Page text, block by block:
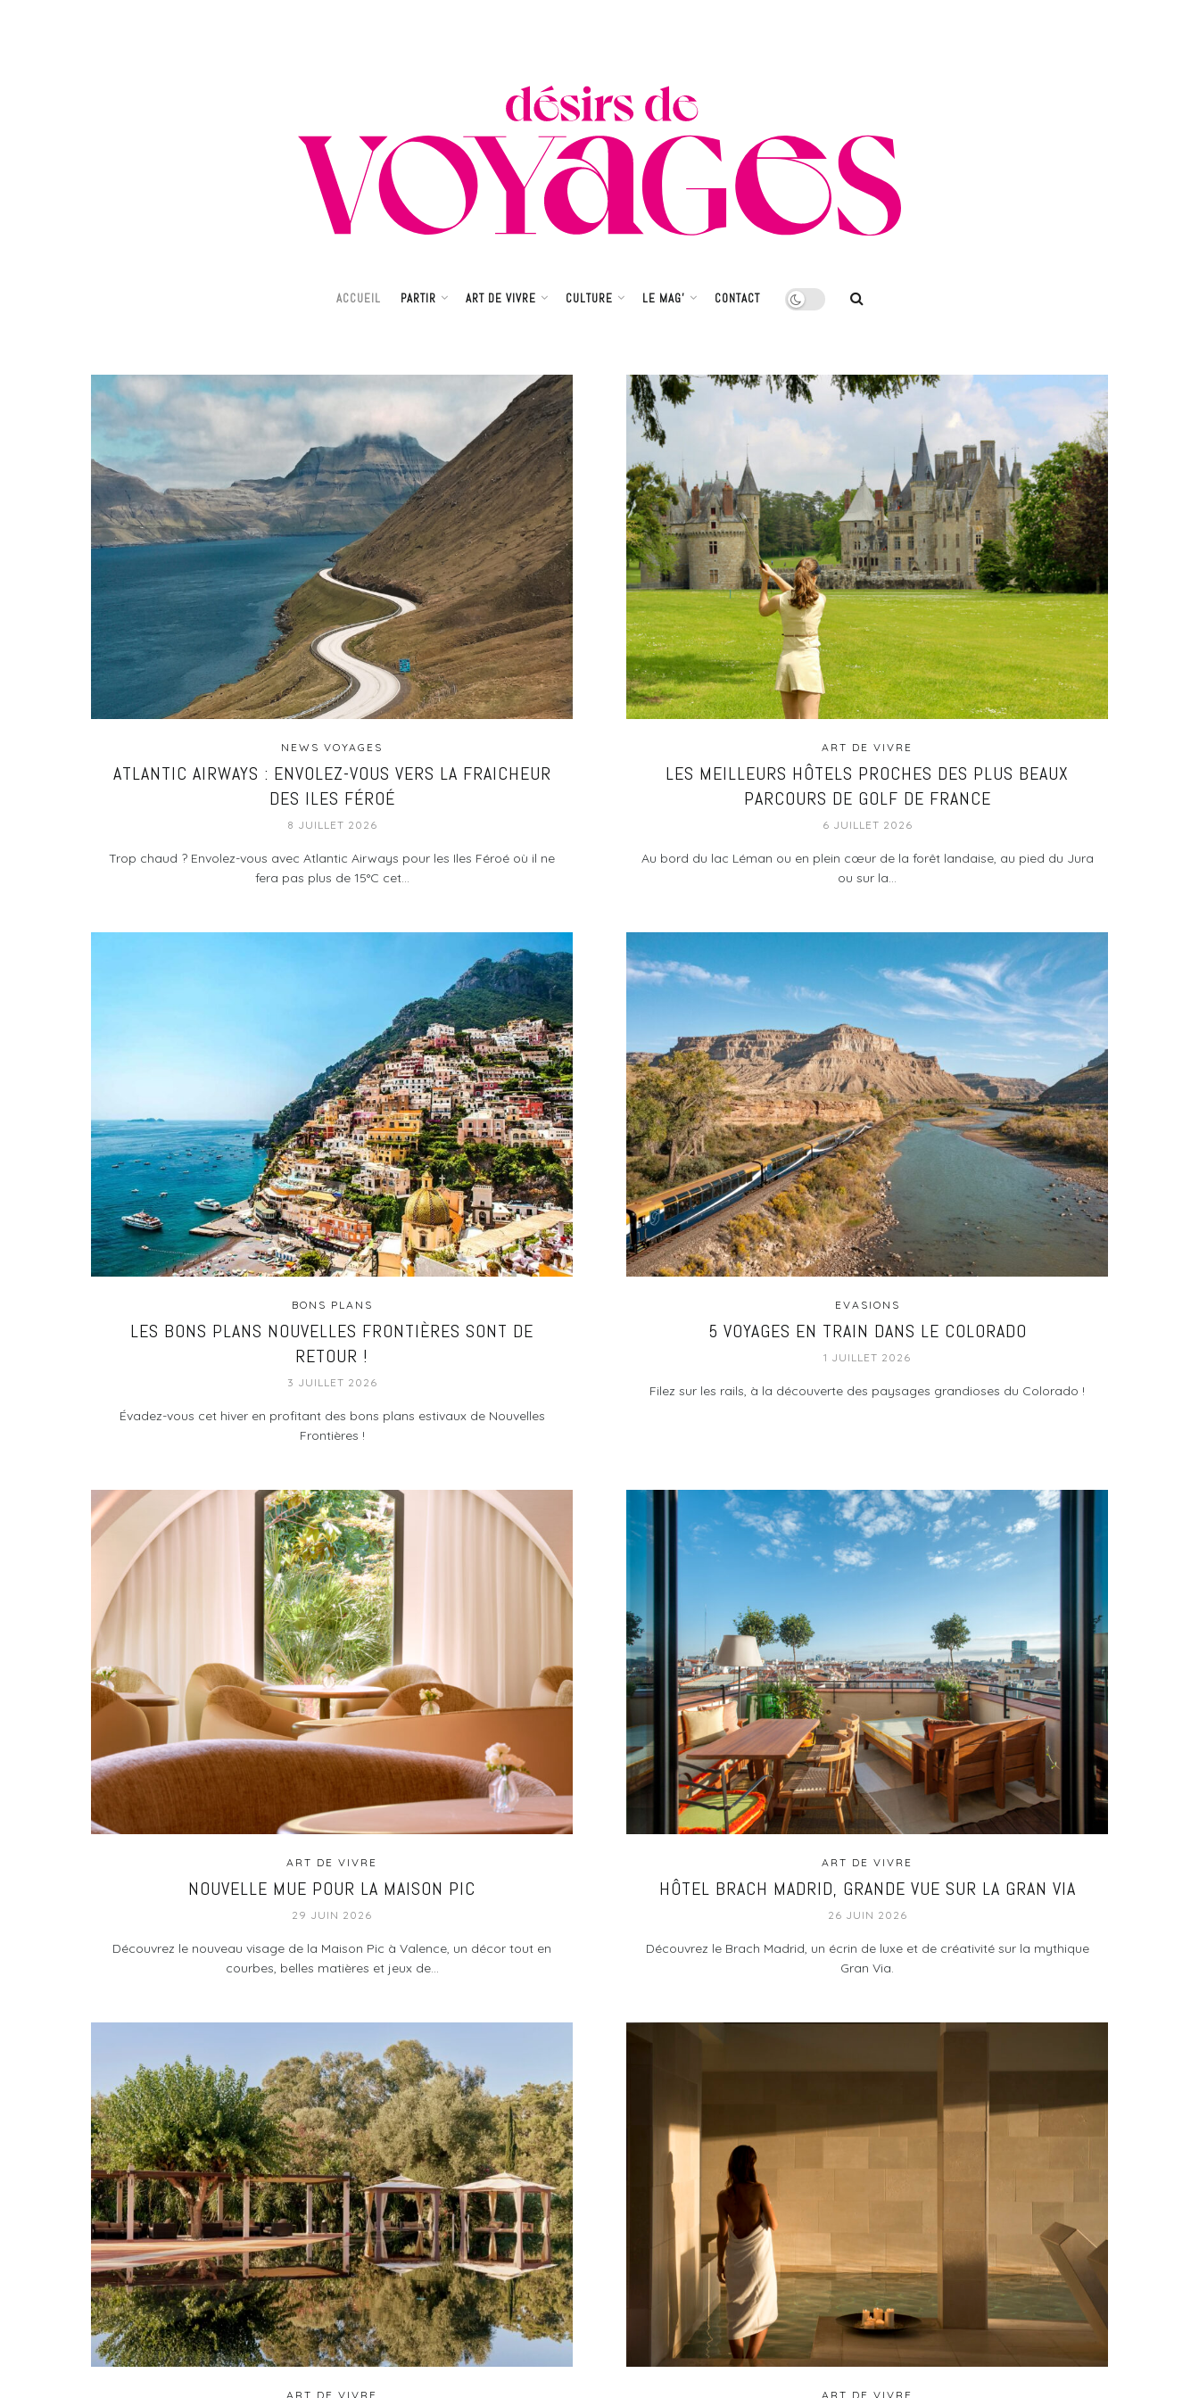
ACCUEIL PARTIR ART DE VIVRE CULTURE LE MAG’ CONTACT
NEWS VOYAGES
ATLANTIC AIRWAYS : ENVOLEZ-VOUS VERS LA FRAICHEUR
DES ILES FÉROÉ
8 JUILLET 2026
Trop chaud ? Envolez-vous avec Atlantic Airways pour les Iles Féroé où il ne
fera pas plus de 15°C cet...
ART DE VIVRE
LES MEILLEURS HÔTELS PROCHES DES PLUS BEAUX
PARCOURS DE GOLF DE FRANCE
6 JUILLET 2026
Au bord du lac Léman ou en plein cœur de la forêt landaise, au pied du Jura
ou sur la...
BONS PLANS
LES BONS PLANS NOUVELLES FRONTIÈRES SONT DE
RETOUR !
3 JUILLET 2026
Évadez-vous cet hiver en profitant des bons plans estivaux de Nouvelles
Frontières !
EVASIONS
5 VOYAGES EN TRAIN DANS LE COLORADO
1 JUILLET 2026
Filez sur les rails, à la découverte des paysages grandioses du Colorado !
ART DE VIVRE
NOUVELLE MUE POUR LA MAISON PIC
29 JUIN 2026
Découvrez le nouveau visage de la Maison Pic à Valence, un décor tout en
courbes, belles matières et jeux de...
ART DE VIVRE
HÔTEL BRACH MADRID, GRANDE VUE SUR LA GRAN VIA
26 JUIN 2026
Découvrez le Brach Madrid, un écrin de luxe et de créativité sur la mythique
Gran Via.
ART DE VIVRE ART DE VIVRE